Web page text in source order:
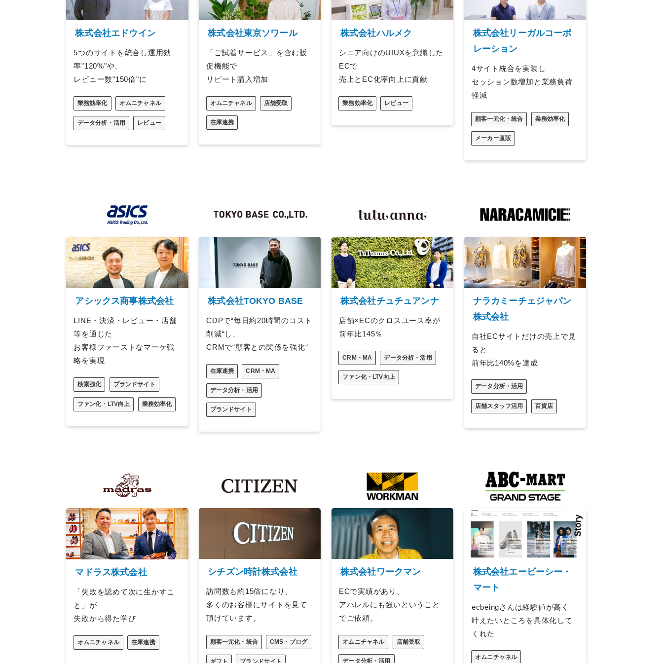
株式会社エドウイン
5つのサイトを統合し運用効
率"120%"や、
レビュー数"150倍"に
業務効率化 オムニチャネル
データ分析・活用 レビュー
株式会社東京ソワール
「ご試着サービス」を含む販
促機能で
リピート購入増加
オムニチャネル 店舗受取
在庫連携
株式会社ハルメク
シニア向けのUIUXを意識した
ECで
売上とEC化率向上に貢献
業務効率化 レビュー
株式会社リーガルコーポ
レーション
4サイト統合を実装し
セッション数増加と業務負荷
軽減
顧客一元化・統合 業務効率化
メーカー直販
アシックス商事株式会社
LINE・決済・レビュー・店舗
等を通じた
お客様ファーストなマーケ戦
略を実現
検索強化 ブランドサイト
ファン化・LTV向上 業務効率化
株式会社TOKYO BASE
CDPで“毎日約20時間のコスト
削減“し、
CRMで“顧客との関係を強化“
在庫連携 CRM・MA
データ分析・活用
ブランドサイト
株式会社チュチュアンナ
店舗×ECのクロスユース率が
前年比145％
CRM・MA データ分析・活用
ファン化・LTV向上
ナラカミーチェジャパン
株式会社
自社ECサイトだけの売上で見
ると
前年比140%を達成
データ分析・活用
店舗スタッフ活用 百貨店
マドラス株式会社
「失敗を認めて次に生かすこ
と」が
失敗から得た学び
オムニチャネル 在庫連携
シチズン時計株式会社
訪問数も約15倍になり、
多くのお客様にサイトを見て
頂けています。
顧客一元化・統合 CMS・ブログ
ギフト ブランドサイト
株式会社ワークマン
ECで実績があり、
アパレルにも強いということ
でご依頼。
オムニチャネル 店舗受取
データ分析・活用
株式会社エービーシー・
マート
ecbeingさんは経験値が高く
叶えたいところを具体化して
くれた
オムニチャネル